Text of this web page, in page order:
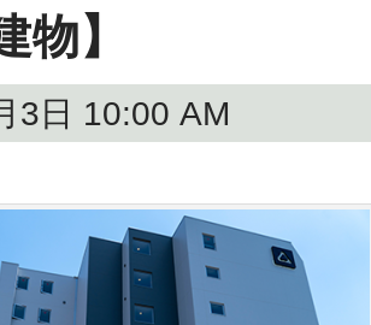
物】
3日 10:00 AM